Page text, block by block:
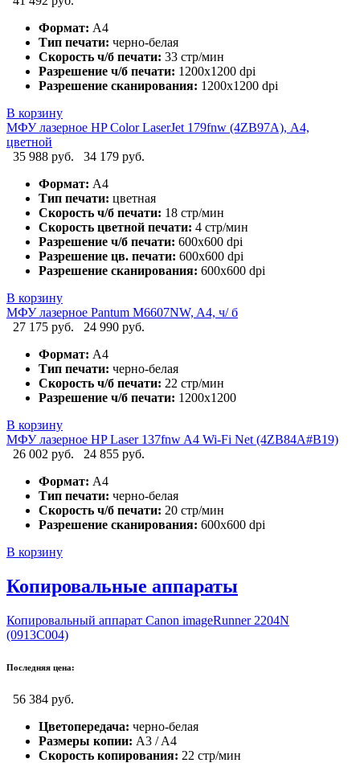
Формат: А4
Тип печати: черно-белая
Скорость ч/б печати: 33 стр/мин
Разрешение ч/б печати: 1200x1200 dpi
Разрешение сканирования: 1200x1200 dpi
В корзину
МФУ лазерное HP Color LaserJet 179fnw (4ZB97A), А4,
цветной
35 988 руб.
34 179 руб.
Формат: А4
Тип печати: цветная
Скорость ч/б печати: 18 стр/мин
Скорость цветной печати: 4 стр/мин
Разрешение ч/б печати: 600x600 dpi
Разрешение цв. печати: 600x600 dpi
Разрешение сканирования: 600x600 dpi
В корзину
МФУ лазерное Pantum M6607NW, A4, ч/ б
27 175 руб.
24 990 руб.
Формат: А4
Тип печати: черно-белая
Скорость ч/б печати: 22 стр/мин
Разрешение ч/б печати: 1200x1200
В корзину
МФУ лазерное HP Laser 137fnw A4 Wi-Fi Net (4ZB84A#B19)
26 002 руб.
24 855 руб.
Формат: А4
Тип печати: черно-белая
Скорость ч/б печати: 20 стр/мин
Разрешение сканирования: 600x600 dpi
В корзину
Копировальные аппараты
Копировальный аппарат Canon imageRunner 2204N
(0913C004)
Последняя цена:
56 384 руб.
Цветопередача: черно-белая
Размеры копии: A3 / A4
Скорость копирования: 22 стр/мин